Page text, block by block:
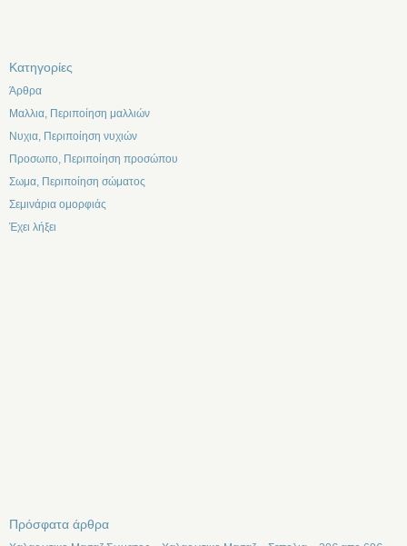
Kατηγορίες
Άρθρα
Μαλλια, Περιποίηση μαλλιών
Νυχια, Περιποίηση νυχιών
Προσωπο, Περιποίηση προσώπου
Σωμα, Περιποίηση σώματος
Σεμινάρια ομορφιάς
Έχει λήξει
Πρόσφατα άρθρα